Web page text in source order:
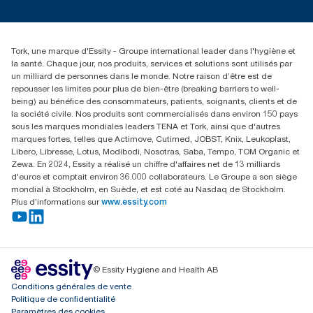
Réclamation pour distributeurs
02 766 05 30
Essity Belgium NV
Berkenlaan 8B
1831 MACHELEN
Tork, une marque d'Essity - Groupe international leader dans l'hygiène et
la santé. Chaque jour, nos produits, services et solutions sont utilisés par
un milliard de personnes dans le monde. Notre raison d’être est de
repousser les limites pour plus de bien-être (breaking barriers to well-
being) au bénéfice des consommateurs, patients, soignants, clients et de
la société civile. Nos produits sont commercialisés dans environ 150 pays
sous les marques mondiales leaders TENA et Tork, ainsi que d'autres
marques fortes, telles que Actimove, Cutimed, JOBST, Knix, Leukoplast,
Libero, Libresse, Lotus, Modibodi, Nosotras, Saba, Tempo, TOM Organic et
Zewa. En 2024, Essity a réalisé un chiffre d'affaires net de 13 milliards
d'euros et comptait environ 36.000 collaborateurs. Le Groupe a son siège
mondial à Stockholm, en Suède, et est coté au Nasdaq de Stockholm.
Plus d’informations sur www.essity.com
© Essity Hygiene and Health AB
Conditions générales de vente
Politique de confidentialité